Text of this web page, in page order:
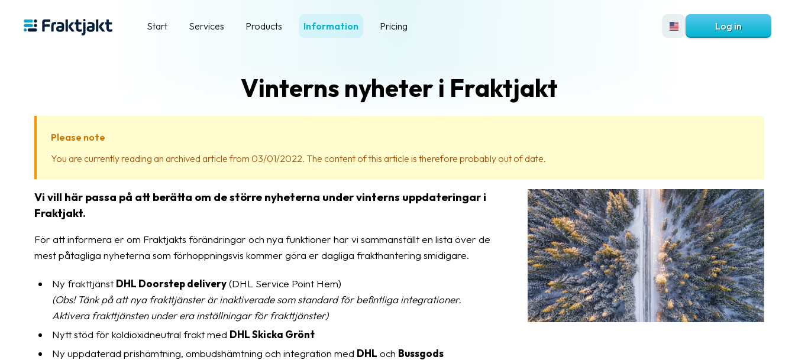
Start Services Products Information Pricing Log in
Vinterns nyheter i Fraktjakt
Please note
You are currently reading an archived article from 03/01/2022. The content of this article is therefore probably out of date.
Vi vill här passa på att berätta om de större nyheterna under vinterns uppdateringar i
Fraktjakt.
För att informera er om Fraktjakts förändringar och nya funktioner har vi sammanställt en lista över de
mest påtagliga nyheterna som förhoppningsvis kommer göra er dagliga frakthantering smidigare.
Ny frakttjänst DHL Doorstep delivery(DHL Service Point Hem)
(Obs! Tänk på att nya frakttjänster är inaktiverade som standard för befintliga integrationer.
Aktivera frakttjänsten under era inställningar för frakttjänster)
Nytt stöd för koldioxidneutral frakt med DHL Skicka Grönt
Ny uppdaterad prishämtning, ombudshämtning och integration med DHL och Bussgods